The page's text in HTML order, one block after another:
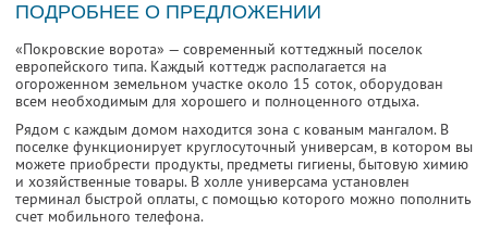
ПОДРОБНЕЕ О ПРЕДЛОЖЕНИИ
«Покровские ворота» — современный коттеджный поселок
европейского типа. Каждый коттедж располагается на
огороженном земельном участке около 15 соток, оборудован
всем необходимым для хорошего и полноценного отдыха.
Рядом с каждым домом находится зона с кованым мангалом. В
поселке функционирует круглосуточный универсам, в котором вы
можете приобрести продукты, предметы гигиены, бытовую химию
и хозяйственные товары. В холле универсама установлен
терминал быстрой оплаты, с помощью которого можно пополнить
счет мобильного телефона.